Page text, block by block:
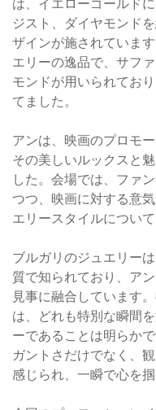
は、イエローゴールド
ジスト、ダイヤモンド
ザインが施されていま
エリーの逸品で、サフ
モンドが用いられてお
てました。
アンは、映画のプロモ
その美しいルックスと
した。会場では、ファ
つつ、映画に対する意
エリースタイルについ
ブルガリのジュエリー
質で知られており、ア
見事に融合しています
は、どれも特別な瞬間
ーであることは明らか
ガントさだけでなく、
感じられ、一瞬で心を掴